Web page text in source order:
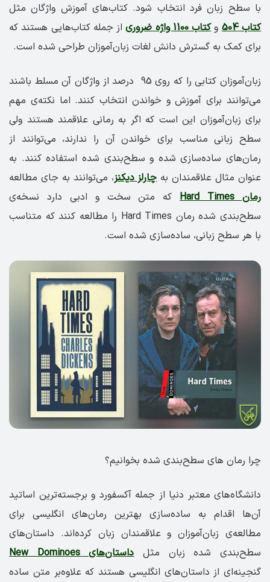
با سطح زبان فرد انتخاب شود. کتاب‌های آموزش واژگان مثل
کتاب 504
وکتاب 1100 واژه ضروری
از جمله کتاب‌هایی هستند که
برای کمک به گسترش دانش لغات زبان‌آموزان طراحی شده است.
زبان‌آموزان کتابی را که روی 95 درصد از واژگان آن‌ مسلط باشند
می‌توانند برای آموزش و خواندن انتخاب کنند. اما نکته‌ی مهم
برای زبان‌آموزان این است که اگر به رمانی علاقمند هستند ولی
سطح زبانی مناسب برای خواندن آن را ندارند، می‌توانند از
رمان‌های ساده‌سازی شده و سطح‌بندی شده استفاده کنند. به
عنوان مثال علاقمندان بهچارلز دیکنز، می‌توانند به جای مطالعه
رمان Hard Times
که متن سخت و ادبی دارد نسخه‌ی
سطح‌بندی شده رمان Hard Times را مطالعه کنند که متناسب
با هر سطح زبانی، ساده‌سازی شده است.
چرا رمان های سطح‌بندی شده بخوانیم؟
دانشگاه‌های معتبر دنیا از جمله آکسفورد و برجسته‌ترین اساتید
آن‌ها اقدام به ساده‌سازی بهترین رمان‌های انگلیسی برای
مطالعه‌ی زبان‌آموزان و علاقمندان زبان کرده‌اند. داستان‌های
سطح‌بندی شده زبان مثلداستان‌های New Dominoes
گنجینه‌ای از داستان‌های انگلیسی هستند که علاوه‌بر متن ساده‌